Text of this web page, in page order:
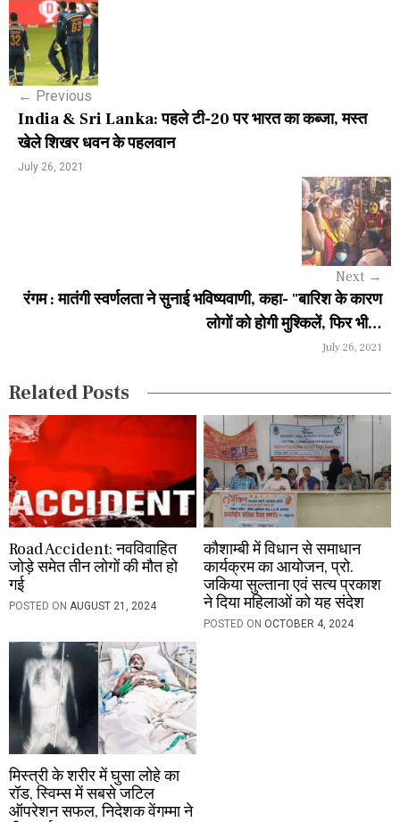
P
o
s
n
a
o
n
← Previous
India & Sri Lanka: पहले टी-20 पर भारत का कब्जा, मस्त
खेले शिखर धवन के पहलवान
July 26, 2021
Next →
रंगम : मातंगी स्वर्णलता ने सुनाई भविष्यवाणी, कहा- "बारिश के कारण
लोगों को होगी मुश्किलें, फिर भी…
July 26, 2021
Related Posts
Road Accident: नवविवाहित
जोड़े समेत तीन लोगों की मौत हो
गई
POSTED ON AUGUST 21, 2024
कौशाम्बी में विधान से समाधान
कार्यक्रम का आयोजन, प्रो.
जकिया सुल्ताना एवं सत्य प्रकाश
ने दिया महिलाओं को यह संदेश
POSTED ON OCTOBER 4, 2024
मिस्त्री के शरीर में घुसा लोहे का
रॉड, स्विम्स में सबसे जटिल
ऑपरेशन सफल, निदेशक वेंगम्मा ने